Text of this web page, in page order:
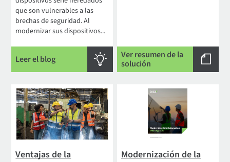
que son vulnerables a las
brechas de seguridad. Al
modernizar sus dispositivos...
Leer el blog
Ver resumen de la
solución
Ventajas de la
Modernización de la